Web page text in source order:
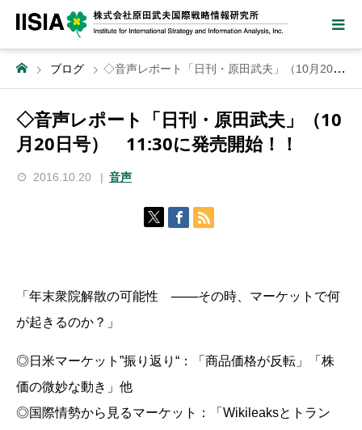
ブログ ◇音声レポート「日刊・原田武夫」（10月20日号） 11:30に発売開始！！
◇音声レポート「日刊・原田武夫」（10
月20日号） 11:30に発売開始！！
2016.10.20 音声
「年末衆院解散の可能性 ───その時、マーケットで何
が起きるのか？」
◎日米マーケット”振り返り“：「商品価格が反転」「株
価の微妙な動き」他
◎国際情勢から見るマーケット：「Wikileaksとトラン